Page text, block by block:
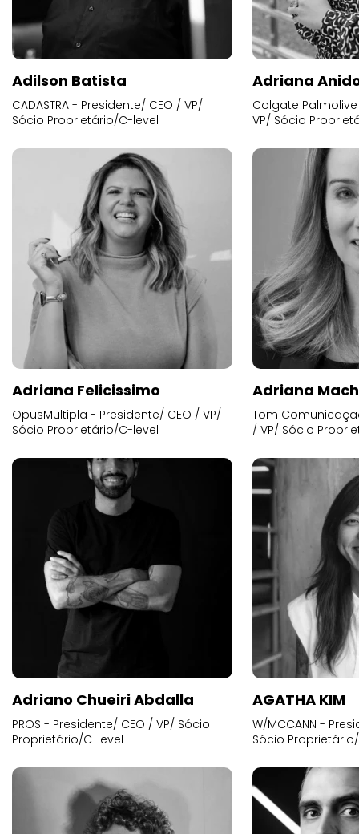
Adilson Batista
CADASTRA - Presidente/ CEO / VP/
Sócio Proprietário/C-level
Adriana
Colgate
VP/ Sócio
Adriana Felicissimo
OpusMultipla - Presidente/ CEO / VP/
Sócio Proprietário/C-level
Adriana
Tom
/ VP/ Sócio
Adriano Chueiri Abdalla
PROS - Presidente/ CEO / VP/ Sócio
Proprietário/C-level
AGATHA KIM
W/MCCANN -
Sócio